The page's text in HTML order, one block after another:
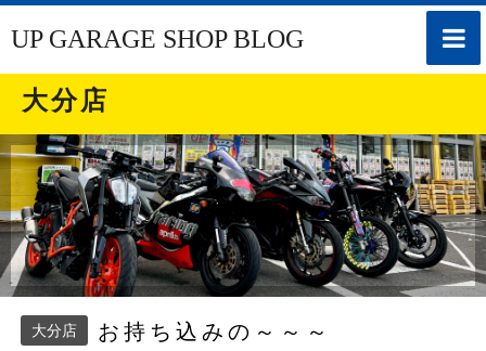
toggle
UP GARAGE SHOP BLOG
大分店
大分店 お持ち込みの～～～